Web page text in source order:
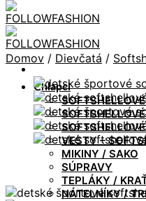
Chlapci
VESTY –
MIKINY / SAKO
SÚPRAVY
TEPLÁKY /
NÁTELNÍKY /
Domov / Dievčatá /